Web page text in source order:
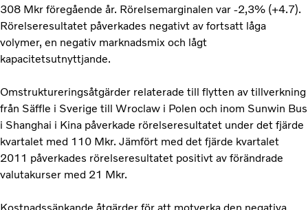
308 Mkr föregående år. Rörelsemarginalen var -2,3% (+4.7).
Rörelseresultatet påverkades negativt av fortsatt låga
volymer, en negativ marknadsmix och lågt
kapacitetsutnyttjande.
Omstruktureringsåtgärder relaterade till flytten av tillverkning
från Säffle i Sverige till Wroclaw i Polen och inom Sunwin Bus
i Shanghai i Kina påverkade rörelseresultatet under det fjärde
kvartalet med 110 Mkr. Jämfört med det fjärde kvartalet
2011 påverkades rörelseresultatet positivt av förändrade
valutakurser med 21 Mkr.
Kostnadssänkande åtgärder för att motverka den negativa